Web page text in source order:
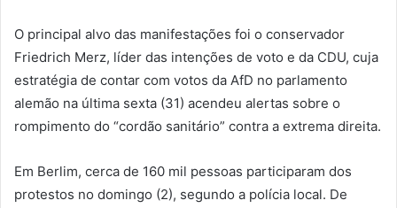
O principal alvo das manifestações foi o conservador
Friedrich Merz, líder das intenções de voto e da CDU, cuja
estratégia de contar com votos da AfD no parlamento
alemão na última sexta (31) acendeu alertas sobre o
rompimento do “cordão sanitário” contra a extrema direita.
Em Berlim, cerca de 160 mil pessoas participaram dos
protestos no domingo (2), segundo a polícia local. De